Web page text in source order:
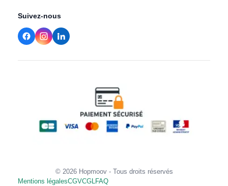
Suivez-nous
© 2026 Hopmoov - Tous droits réservés
Mentions légalesCGVCGL FAQ